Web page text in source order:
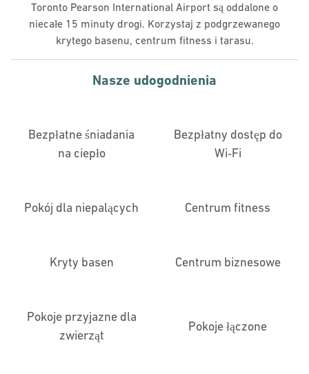
Toronto Pearson International Airport są oddalone o
niecałe 15 minuty drogi. Korzystaj z podgrzewanego
krytego basenu, centrum fitness i tarasu.
Nasze udogodnienia
Bezpłatne śniadania
na ciepło
Bezpłatny dostęp do
Wi‑Fi
Pokój dla niepalących Centrum fitness
Kryty basen Centrum biznesowe
Pokoje przyjazne dla
zwierząt
Pokoje łączone